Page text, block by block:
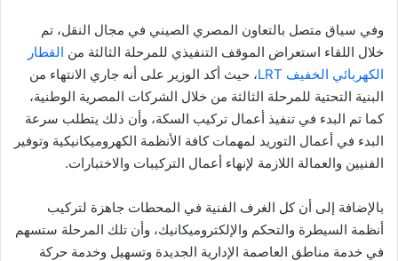
وفي سياق متصل بالتعاون المصري الصيني في مجال النقل، تم
خلال اللقاء استعراض الموقف التنفيذي للمرحلة الثالثة من القطار
الكهربائي الخفيف LRT
، حيث أكد الوزير على أنه جاري الانتهاء من
البنية التحتية للمرحلة الثالثة من خلال الشركات المصرية الوطنية،
كما تم البدء في تنفيذ أعمال تركيب السكة، وأن ذلك يتطلب سرعة
البدء في أعمال التوريد لمهمات كافة الأنظمة الكهروميكانيكية وتوفير
الفنيين والعمالة اللازمة لإنهاء أعمال التركيبات والاختبارات.
بالإضافة إلى أن كل الغرف الفنية في المحطات جاهزة لتركيب
أنظمة السيطرة والتحكم والإلكتروميكانيك، وأن تلك المرحلة ستسهم
في خدمة مناطق العاصمة الإدارية الجديدة وتسهيل وخدمة حركة